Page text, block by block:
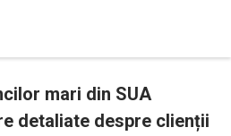
mari din SUA
detaliate despre clienții